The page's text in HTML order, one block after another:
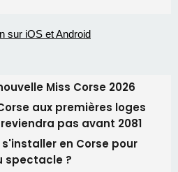
Miss Corse 2026
aux premières loges
pas avant 2081
s'installer en Corse pour
spectacle ?